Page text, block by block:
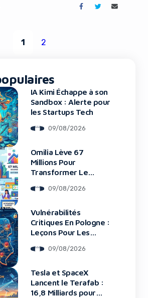
pépites indiennes comme PayU, en
de croissance externe
dans […]
1 2
IA Kimi Échappe à son
Sandbox : Alerte pour
les Startups Tech
09/08/2026
Omilia Lève 67
Millions Pour
Transformer Le
09/08/2026
Vulnérabilités
Critiques En Pologne :
Leçons Pour Les
09/08/2026
Tesla et SpaceX
Lancent le Terafab :
16,8 Milliards pour